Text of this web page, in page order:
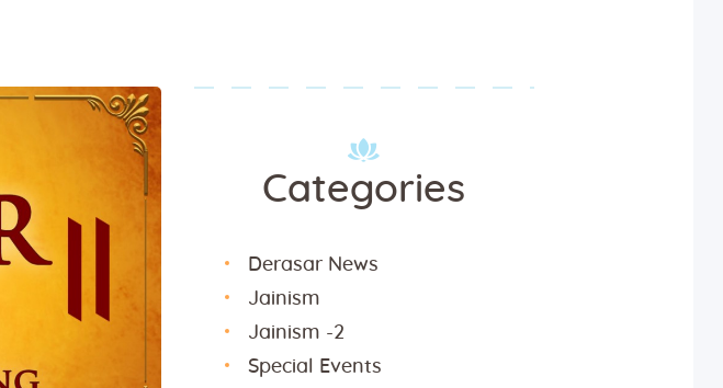
Categories
Derasar News
Jainism
Jainism -2
Special Events